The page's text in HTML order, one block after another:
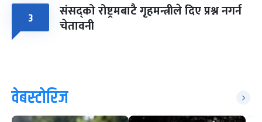
३ संसद्को रोष्ट्रमबाटै गृहमन्त्रीले दिए प्रश्न नगर्न
चेतावनी
वेबस्टोरिज